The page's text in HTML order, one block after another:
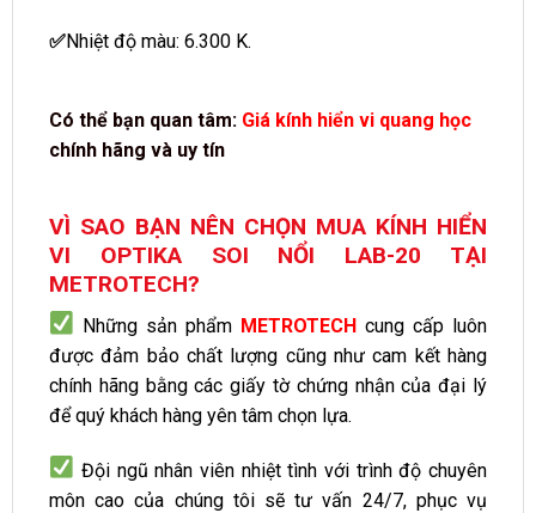
✅Nhiệt độ màu: 6.300 K.
Có thể bạn quan tâm: Giá kính hiển vi quang học
chính hãng và uy tín
VÌ SAO BẠN NÊN CHỌN MUA KÍNH HIỂN
VI OPTIKA SOI NỔI LAB-20 TẠI
METROTECH?
Những sản phẩm METROTECH cung cấp luôn
được đảm bảo chất lượng cũng như cam kết hàng
chính hãng bằng các giấy tờ chứng nhận của đại lý
để quý khách hàng yên tâm chọn lựa.
Đội ngũ nhân viên nhiệt tình với trình độ chuyên
môn cao của chúng tôi sẽ tư vấn 24/7, phục vụ